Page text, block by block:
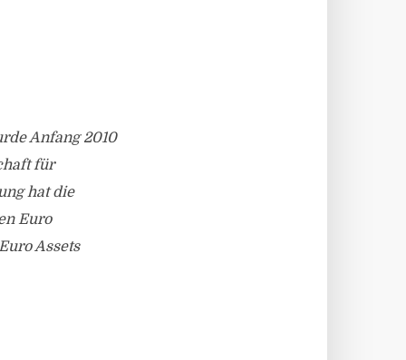
Anfang 2010
für
hat die
Euro
Assets